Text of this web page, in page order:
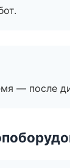
— после